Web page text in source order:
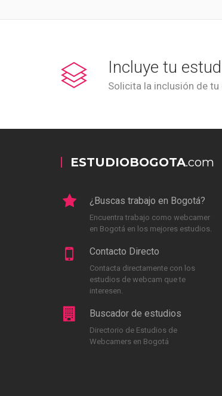
Incluye tu
Solicita la inclusión de
ESTUDIOBOGOTA.com
¿Buscas trabajo en Bogotá?
Encuentra trabajo como webcamer
en Bogotá en los mejores estudios.
Contacto Directo
Contacta directamente con los
estudios de webcam que te
interesen.
Buscador de estudios
Directorio de Estudios de
Webcamers en Bogotá